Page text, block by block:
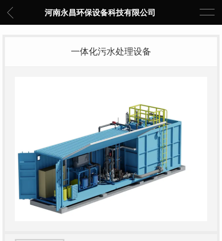
河南永昌环保设备科技有限公司
一体化污水处理设备